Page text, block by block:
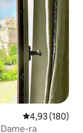
Átlagos
4,93 (180)
ra